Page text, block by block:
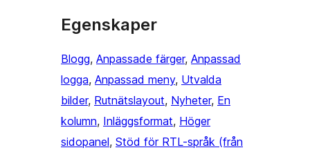
Egenskaper
Blogg, Anpassade färger, Anpassad
logga, Anpassad meny, Utvalda
bilder, Rutnätslayout, Nyheter, En
kolumn, Inläggsformat, Höger
sidopanel, Stöd för RTL-språk (från